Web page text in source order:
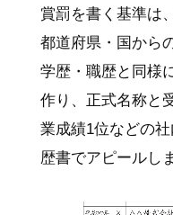
賞罰を書く基準は
都道府県・国から
学歴・職歴と同様
作り、正式名称と
業成績1位などの
歴書でアピールし